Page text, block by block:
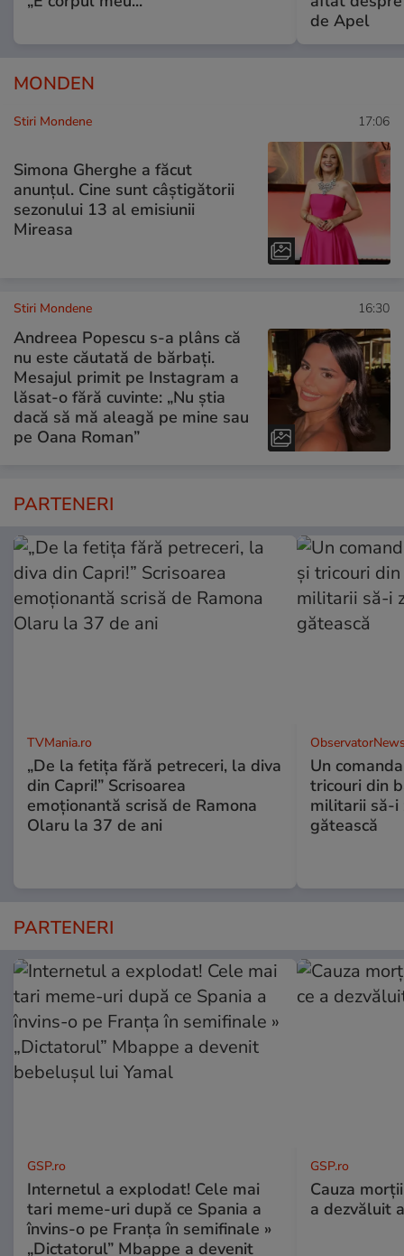
de Apel
MONDEN
Stiri Mondene 17:06
Simona Gherghe a făcut
anunțul. Cine sunt câștigătorii
sezonului 13 al emisiunii
Mireasa
Stiri Mondene 16:30
Andreea Popescu s-a plâns că
nu este căutată de bărbați.
Mesajul primit pe Instagram a
lăsat-o fără cuvinte: „Nu știa
dacă să mă aleagă pe mine sau
pe Oana Roman”
PARTENERI
TVMania.ro
„De la fetița fără petreceri, la diva
din Capri!” Scrisoarea
emoționantă scrisă de Ramona
Olaru la 37 de ani
Un
tricouri din
militarii să-i
gătească
PARTENERI
GSP.ro
Internetul a explodat! Cele mai
tari meme-uri după ce Spania a
învins-o pe Franța în semifinale »
„Dictatorul” Mbappe a devenit
GSP.ro
Cauza
a dezvăluit